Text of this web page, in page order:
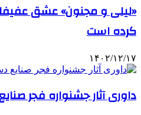
«لیلی و مجنون» عشق عفیفانه
کرده است
۱۴۰۲/۱۲/۱۷
داوری آثار جشنواره فجر